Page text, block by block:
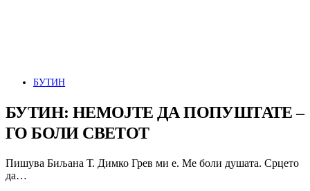
БУТИН
БУТИН: НЕМОЈТЕ ДА ПОПУШТАТЕ –
ГО БОЛИ СВЕТОТ
Пишува Биљана Т. Димко Грев ми е. Ме боли душата. Срцето
да…